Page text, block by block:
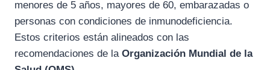
menores de 5 años, mayores de 60, embarazadas o
personas con condiciones de inmunodeficiencia.
Estos criterios están alineados con las
recomendaciones de la Organización Mundial de la